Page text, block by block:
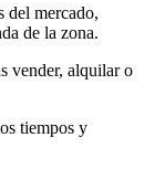
del mercado,
de la zona.
vender, alquilar o
tiempos y